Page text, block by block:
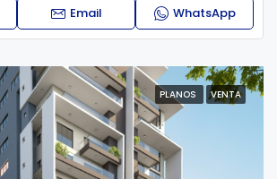
Email WhatsApp
PLANOS VENTA